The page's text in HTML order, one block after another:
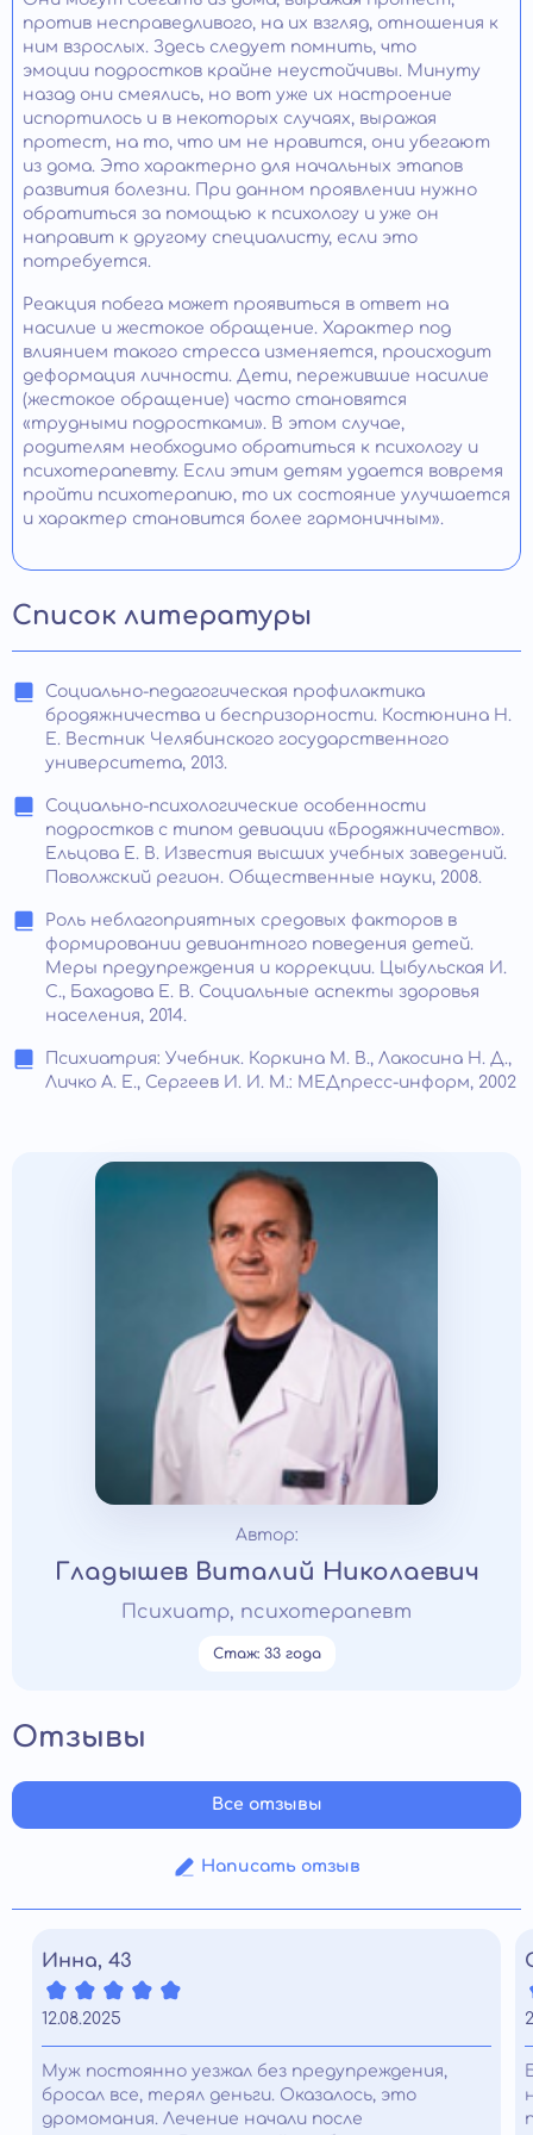
против несправедливого, на их взгляд, отношения к
ним взрослых. Здесь следует помнить, что
эмоции подростков крайне неустойчивы. Минуту
назад они смеялись, но вот уже их настроение
испортилось и в некоторых случаях, выражая
протест, на то, что им не нравится, они убегают
из дома. Это характерно для начальных этапов
развития болезни. При данном проявлении нужно
обратиться за помощью к психологу и уже он
направит к другому специалисту, если это
потребуется.
Реакция побега может проявиться в ответ на
насилие и жестокое обращение. Характер под
влиянием такого стресса изменяется, происходит
деформация личности. Дети, пережившие насилие
(жестокое обращение) часто становятся
«трудными подростками». В этом случае,
родителям необходимо обратиться к психологу и
психотерапевту. Если этим детям удается вовремя
пройти психотерапию, то их состояние улучшается
и характер становится более гармоничным».
Список литературы
Социально-педагогическая профилактика
бродяжничества и беспризорности. Костюнина Н.
Е. Вестник Челябинского государственного
университета, 2013.
Социально-психологические особенности
подростков с типом девиации «Бродяжничество».
Ельцова Е. В. Известия высших учебных заведений.
Поволжский регион. Общественные науки, 2008.
Роль неблагоприятных средовых факторов в
формировании девиантного поведения детей.
Меры предупреждения и коррекции. Цыбульская И.
С., Бахадова Е. В. Социальные аспекты здоровья
населения, 2014.
Психиатрия: Учебник. Коркина М. В., Лакосина Н. Д.,
Личко А. Е., Сергеев И. И. М.: МЕДпресс-информ, 2002
Автор:
Гладышев Виталий Николаевич
Психиатр, психотерапевт
Стаж: 33 года
Отзывы
Написать отзыв
Все отзывы
Инна, 43
12.08.2025
Муж постоянно уезжал без предупреждения,
бросал все, терял деньги. Оказалось, это
дромомания. Лечение начали после